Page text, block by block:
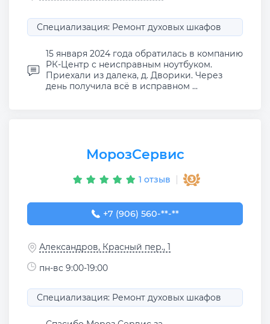
Специализация: Ремонт духовых шкафов
15 января 2024 года обратилась в компанию
РК-Центр с неисправным ноутбуком.
Приехали из далека, д. Дворики. Через
день получила всё в исправном ...
МорозСервис
1 отзыв
+7 (906) 560-00-84
+7 (906) 560-**-**
Александров, Красный пер., 1
пн-вс 9:00-19:00
Специализация: Ремонт духовых шкафов